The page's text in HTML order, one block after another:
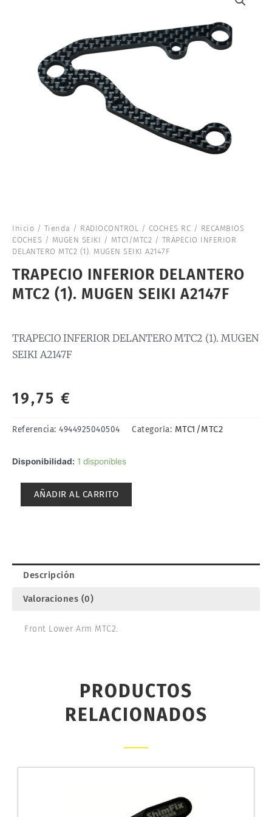
Inicio / Tienda / RADIOCONTROL / COCHES RC / RECAMBIOS
COCHES / MUGEN SEIKI / MTC1/MTC2 / TRAPECIO INFERIOR
DELANTERO MTC2 (1). MUGEN SEIKI A2147F
TRAPECIO INFERIOR DELANTERO
MTC2 (1). MUGEN SEIKI A2147F
TRAPECIO INFERIOR DELANTERO MTC2 (1). MUGEN
SEIKI A2147F
19,75 €
Referencia: 4944925040504 Categoría: MTC1/MTC2
Disponibilidad: 1 disponibles
TRAPECIO
DELANTERO
cantidad
AÑADIR AL CARRITO
Descripción
Valoraciones (0)
Front Lower Arm MTC2.
PRODUCTOS
RELACIONADOS